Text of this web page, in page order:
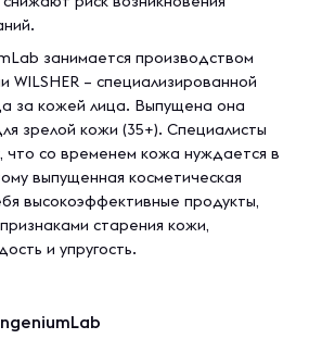
занимается производством
WILSHER – специализированной
за кожей лица. Выпущена она
зрелой кожи (35+). Специалисты
что со временем кожа нуждается в
выпущенная косметическая
высокоэффективные продукты,
старения кожи,
и упругость.